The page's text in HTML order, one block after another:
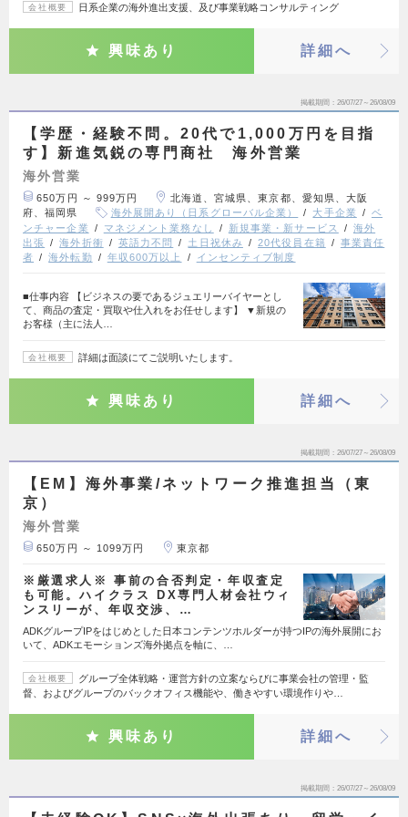
会社概要 日系企業の海外進出支援、及び事業戦略コンサルティング
興味あり 詳細へ
掲載期間 26/07/27～26/08/09
【学歴・経験不問。20代で1,000万円を目指
す】新進気鋭の専門商社 海外営業
海外営業
650万円 ～ 999万円
北海道、宮城県、東京都、愛知県、大阪
府、福岡県
海外展開あり（日系グローバル企業） 大手企業
ベ
ンチャー企業
マネジメント業務なし 新規事業・新サービス
海外
出張
海外折衝 英語力不問 土日祝休み 20代役員在籍
事業責任
者
海外転勤 年収600万以上 インセンティブ制度
■仕事内容 【ビジネスの要であるジュエリーバイヤーとし
て、商品の査定・買取や仕入れをお任せします】 ▼新規の
お客様（主に法人…
会社概要 詳細は面談にてご説明いたします。
興味あり 詳細へ
掲載期間 26/07/27～26/08/09
【EM】海外事業/ネットワーク推進担当（東
京）
海外営業
650万円 ～ 1099万円 東京都
※厳選求人※ 事前の合否判定・年収査定
も可能。ハイクラス DX専門人材会社ウィ
ンスリーが、年収交渉、…
ADKグループIPをはじめとした日本コンテンツホルダーが持つIPの海外展開にお
いて、ADKエモーションズ海外拠点を軸に、…
会社概要
グループ全体戦略・運営方針の立案ならびに事業会社の管理・監
督、およびグループのバックオフィス機能や、働きやすい環境作りや…
興味あり 詳細へ
掲載期間 26/07/27～26/08/09